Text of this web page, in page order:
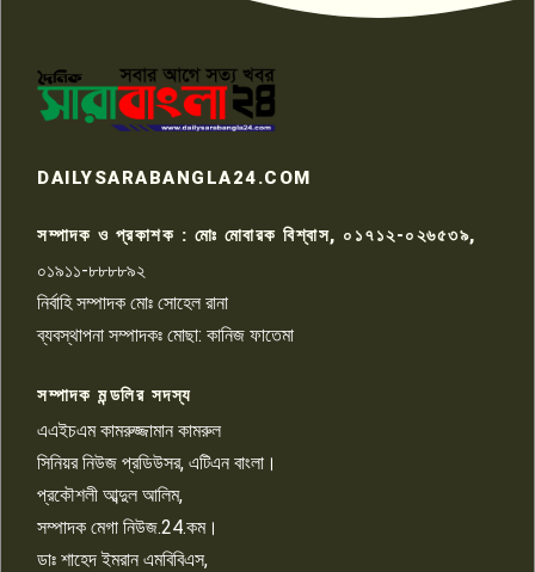
৭
কেটে ঘরে ঢুকে স্কুল শিক্ষিকাকে হত্যা
টয়লেটের ট্যাংকি থেকে লাশ উদ্ধার
রাজশাহীতে সন্ত্রাসী হামলায় গুরুতর
৯
চাঁদাবাজি ও হয়রানির অভিযোগ
১০
DAILYSARABANGLA24.COM
সম্পাদক ও প্রকাশক : মোঃ মোবারক বিশ্বাস, ০১৭১২-০২৬৫৩৯,
০১৯১১-৮৮৮৮৯২
নির্বাহি সম্পাদক মোঃ সোহেল রানা
ব্যবস্থাপনা সম্পাদকঃ মোছা: কানিজ ফাতেমা
সম্পাদক মন্ডলির সদস্য
এএইচএম কামরুজ্জামান কামরুল
সিনিয়র নিউজ প্রডিউসর, এটিএন বাংলা।
প্রকৌশলী আব্দুল আলিম,
সম্পাদক মেগা নিউজ.24.কম।
ডাঃ শাহেদ ইমরান এমবিবিএস,